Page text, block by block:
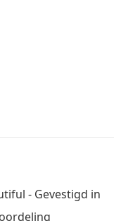
- Gevestigd in